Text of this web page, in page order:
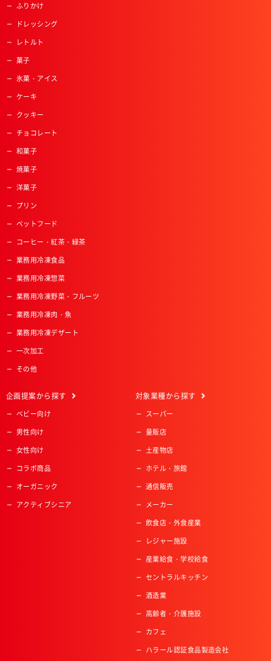
ふりかけ
ドレッシング
レトルト
菓子
氷菓・アイス
ケーキ
クッキー
チョコレート
和菓子
焼菓子
洋菓子
プリン
ペットフード
コーヒー・紅茶・緑茶
業務用冷凍食品
業務用冷凍惣菜
業務用冷凍野菜・フルーツ
業務用冷凍肉・魚
業務用冷凍デザート
一次加工
その他
企画提案から探す
ベビー向け
男性向け
女性向け
コラボ商品
オーガニック
アクティブシニア
対象業種から探す
スーパー
量販店
土産物店
ホテル・旅館
通信販売
メーカー
飲食店・外食産業
レジャー施設
産業給食・学校給食
セントラルキッチン
酒造業
高齢者・介護施設
カフェ
ハラール認証食品製造会社